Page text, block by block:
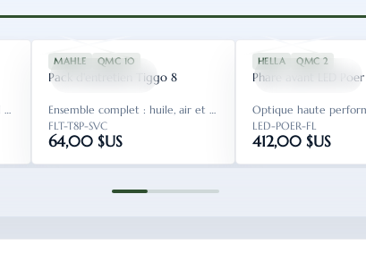
Pack de freinage pour BYD Seal 06 et Qin L DM-i.
FLT-T8P-SVC
MAHLE QMC 10
Pack d'entretien Tiggo 8
Ensemble complet : huile, air et habitacle.
FLT-T8P-SVC
64,00 $US
HELLA QMC 2
Phare avant LED Poer
LED-POER-FL
412,00 $US